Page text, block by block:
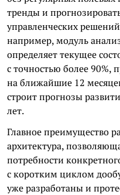
тренды и
управленческих
например, модуль
определяет текущее
с точностью более 90%,
на ближайшие 12
строит прогнозы
лет.
Главное преимущество
архитектура,
потребности
с коротким циклом
уже разработаны и